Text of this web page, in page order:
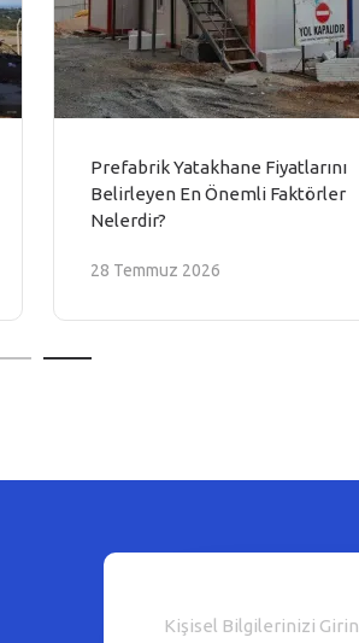
Prefabrik Yatakhane Fiyatlarını
Belirleyen En Önemli Faktörler
Nelerdir?
28 Temmuz 2026
Kişisel Bilgilerinizi Girin